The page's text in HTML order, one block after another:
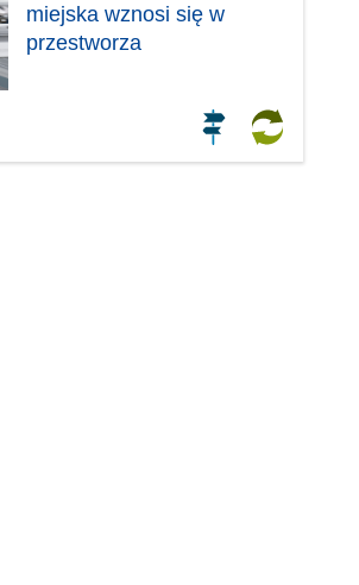
miejska wznosi się w
przestworza